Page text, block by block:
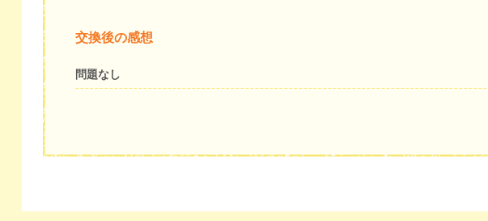
交換後の感想
問題なし